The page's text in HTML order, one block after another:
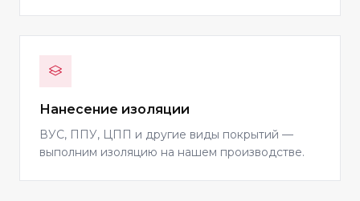
Нанесение изоляции
ВУС, ППУ, ЦПП и другие виды покрытий —
выполним изоляцию на нашем производстве.